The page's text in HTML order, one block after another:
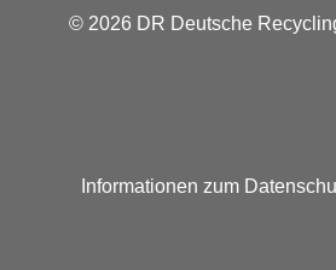
© 2026 DR Deutsche
Informationen zum